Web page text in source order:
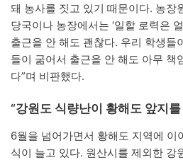
돼 농사를 짓고 있기 때문이다. 농장
당국이나 농장에서는 ‘일할 로력은
출근을 안 해도 괜찮다. 우리 학생들
들이 굶어서 출근을 안 해도 아무 책
다”며 비판했다.
“강원도 식량난이 황해도 앞지를
6월을 넘어가면서 황해도 지역에 이
식이 늘고 있다. 원산시를 제외한 강